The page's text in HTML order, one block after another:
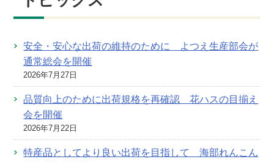
安全・安心な出荷の維持のために よつえ生産部会が
通常総会を開催
2026年7月27日
品質向上のために出荷規格を再確認 花ハスの目揃え
会を開催
2026年7月22日
特産品としてより良い出荷を目指して 海部れんこん